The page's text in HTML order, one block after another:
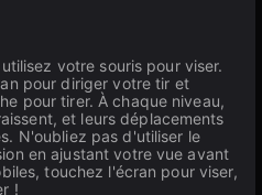
votre souris pour viser.
pour diriger votre tir et
pour tirer. À chaque niveau,
et leurs déplacements
N'oubliez pas d'utiliser le
en ajustant votre vue avant
touchez l'écran pour viser,
!